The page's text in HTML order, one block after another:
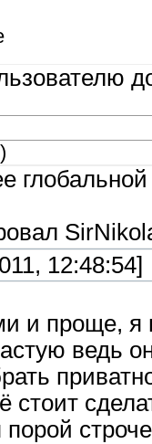
{
глобальной
12:48:54]
проще, я
ведь
стоит